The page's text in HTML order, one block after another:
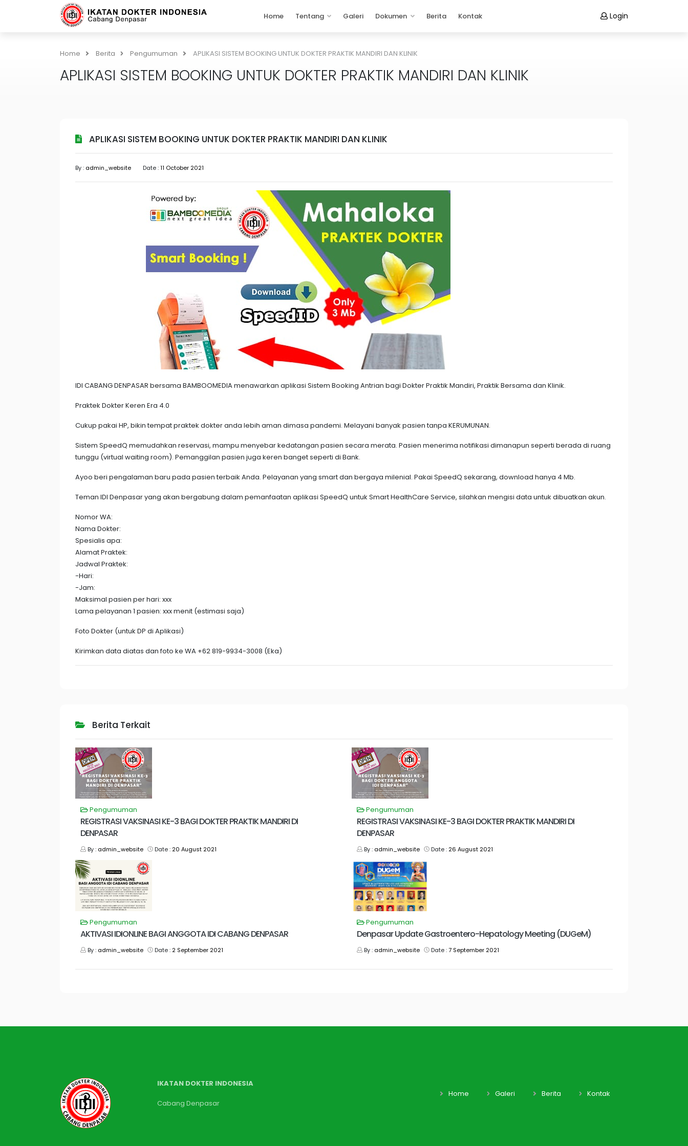
Home Tentang Galeri Dokumen Berita Kontak Login
Home Berita Pengumuman APLIKASI SISTEM BOOKING UNTUK DOKTER PRAKTIK MANDIRI DAN KLINIK
APLIKASI SISTEM BOOKING UNTUK DOKTER PRAKTIK MANDIRI DAN KLINIK
APLIKASI SISTEM BOOKING UNTUK DOKTER PRAKTIK MANDIRI DAN KLINIK
By : admin_website Date :11 October 2021
IDI CABANG DENPASAR bersama BAMBOOMEDIA menawarkan aplikasi Sistem Booking Antrian bagi Dokter Praktik Mandiri, Praktik Bersama dan Klinik.
Praktek Dokter Keren Era 4.0
Cukup pakai HP, bikin tempat praktek dokter anda lebih aman dimasa pandemi. Melayani banyak pasien tanpa KERUMUNAN.
Sistem SpeedQ memudahkan reservasi, mampu menyebar kedatangan pasien secara merata. Pasien menerima notifikasi dimanapun seperti berada di ruang
tunggu (virtual waiting room). Pemanggilan pasien juga keren banget seperti di Bank.
Ayoo beri pengalaman baru pada pasien terbaik Anda. Pelayanan yang smart dan bergaya milenial. Pakai SpeedQ sekarang, download hanya 4 Mb.
Teman IDI Denpasar yang akan bergabung dalam pemanfaatan aplikasi SpeedQ untuk Smart HealthCare Service, silahkan mengisi data untuk dibuatkan akun.
Nomor WA:
Nama Dokter:
Spesialis apa:
Alamat Praktek:
Jadwal Praktek:
-Hari:
-Jam:
Maksimal pasien per hari: xxx
Lama pelayanan 1 pasien: xxx menit (estimasi saja)
Foto Dokter (untuk DP di Aplikasi)
Kirimkan data diatas dan foto ke WA +62 819-9934-3008 (Eka)
Berita Terkait
Pengumuman
REGISTRASI VAKSINASI KE-3 BAGI DOKTER PRAKTIK MANDIRI DI
DENPASAR
By : admin_website Date : 20 August 2021
Pengumuman
REGISTRASI VAKSINASI KE-3 BAGI DOKTER PRAKTIK MANDIRI DI
DENPASAR
By : admin_website Date : 26 August 2021
Pengumuman
AKTIVASI IDIONLINE BAGI ANGGOTA IDI CABANG DENPASAR
By : admin_website Date : 2 September 2021
Pengumuman
Denpasar Update Gastroentero-Hepatology Meeting (DUGeM)
By : admin_website Date :7 September 2021
IKATAN DOKTER INDONESIA
Cabang Denpasar
Home Galeri Berita Kontak